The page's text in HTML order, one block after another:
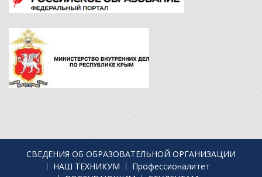
СВЕДЕНИЯ ОБ ОБРАЗОВАТЕЛЬНОЙ ОРГАНИЗАЦИИ
НАШ ТЕХНИКУМ
Профессионалитет